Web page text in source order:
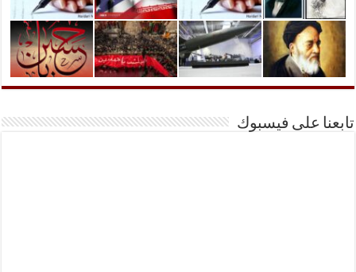
تابعنا على فيسبوك